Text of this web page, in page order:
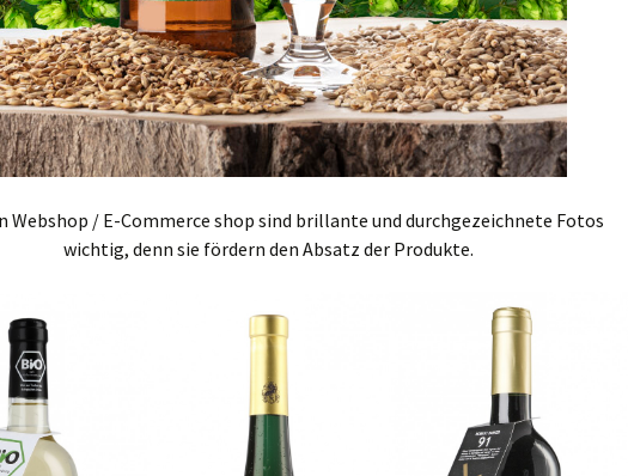
Webshop / E-Commerce shop sind brillante und durchgezeichnete Fotos
wichtig, denn sie fördern den Absatz der Produkte.